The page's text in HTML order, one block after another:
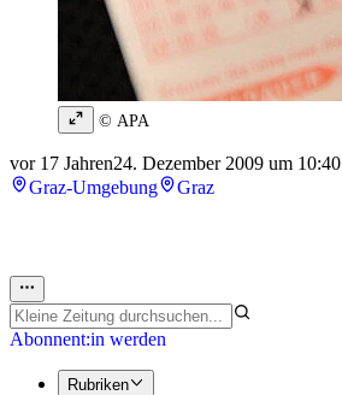
© APA
vor 17 Jahren24. Dezember 2009 um 10:40
Graz-Umgebung
Graz
Abonnent:in werden
Rubriken